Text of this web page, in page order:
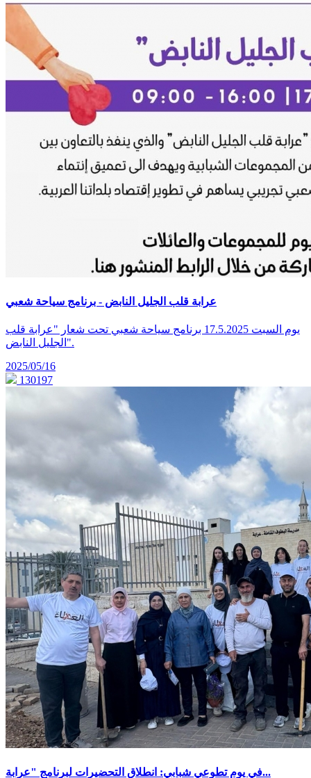
عرابة قلب الجليل النابض - برنامج سياحة شعبي
يوم السبت 17.5.2025 برنامج سياحة شعبي تحت شعار "عرابة قلب
الجليل النابض".
2025/05/16
130197
في يوم تطوعي شبابي: انطلاق التحضيرات لبرنامج "عرابة...